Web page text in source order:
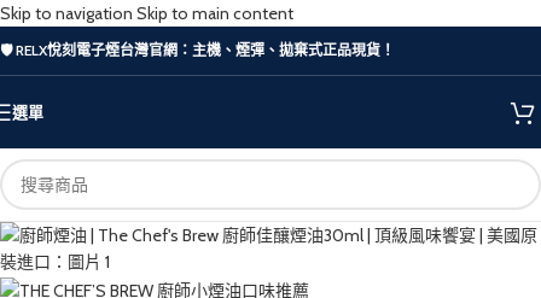
Skip to navigation Skip to main content
🛡️ RELX悅刻電子煙台灣官網：主機、煙彈、拋棄式正品現貨！
選單